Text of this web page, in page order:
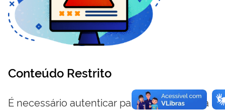
Conteúdo Restrito
É necessário autenticar para visualizar essa